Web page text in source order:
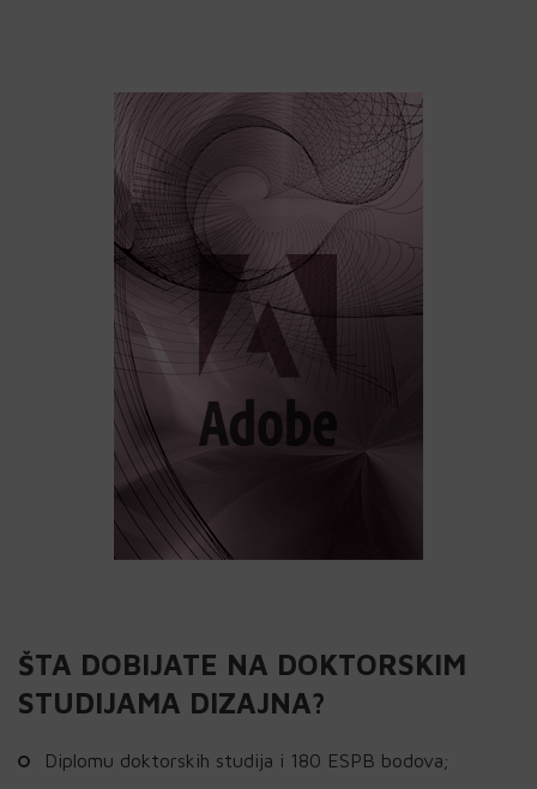
ŠTA DOBIJATE NA DOKTORSKIM
STUDIJAMA DIZAJNA?
Diplomu doktorskih studija i 180 ESPB bodova;